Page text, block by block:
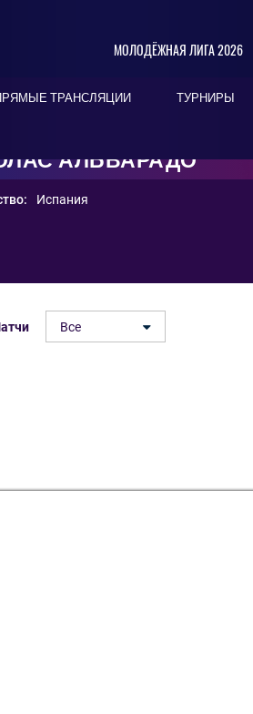
МОЛОДЁЖНАЯ ЛИГА 2026
ТРАНСЛЯЦИИ ТУРНИРЫ
АЛЬВАРАДО
Испания
Все